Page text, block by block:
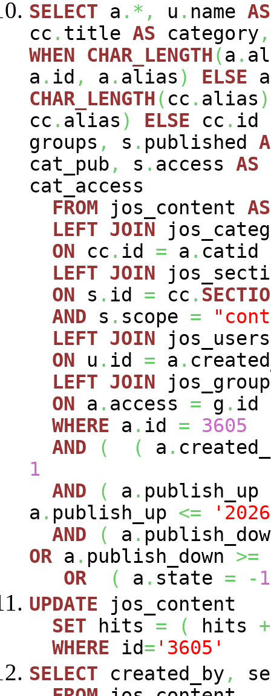
SELECT a .*, u . name AS
cc . title AS category ,
WHEN
CHAR_LENGTH(a .
a . id , a . alias ) ELSE a
CHAR_LENGTH( cc . alias )
cc . alias ) ELSE cc . id
groups , s . published
cat_pub , s . access AS
cat_access
FROM jos_content AS
LEFT JOIN
ON cc . id = a . catid
LEFT JOIN
ON s . id = cc .
AND s . scope =
LEFT JOIN
ON u . id = a .
LEFT JOIN
ON a . access = g . id
WHERE a . id =
3605
AND
( ( a .
1
AND
( a . publish_up
a . publish_up <=
AND
( a .
OR a . publish_down >=
OR
( a . state = - 1
UPDATE jos_content
SET hits = ( hits +
WHERE id= '3605'
SELECT created_by ,